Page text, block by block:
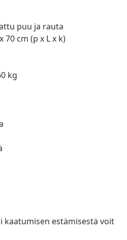
puu ja rauta
70 cm (p x L x k)
kg
kaatumisen estämisestä voit